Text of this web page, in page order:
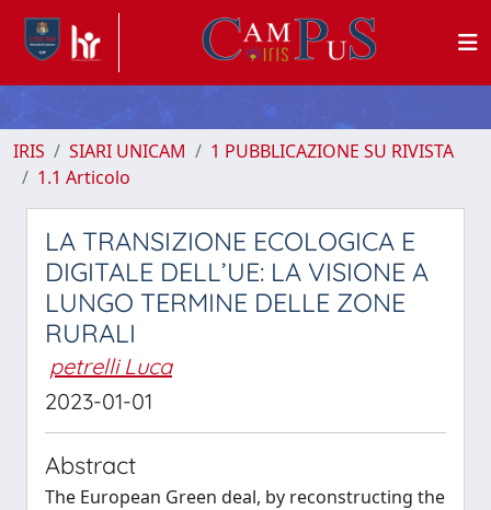
IRIS SIARI UNICAM
1 PUBBLICAZIONE SU RIVISTA
1.1 Articolo
LA TRANSIZIONE ECOLOGICA E
DIGITALE DELL’UE: LA VISIONE A
LUNGO TERMINE DELLE ZONE
RURALI
petrelli Luca
2023-01-01
Abstract
The European Green deal, by reconstructing the